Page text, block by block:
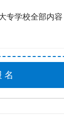
专学校全部内